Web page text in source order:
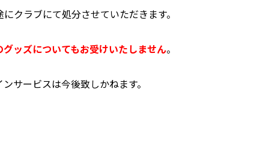
クラブにて処分させていただきます。
ッズについてもお受けいたしません。
サービスは今後致しかねます。